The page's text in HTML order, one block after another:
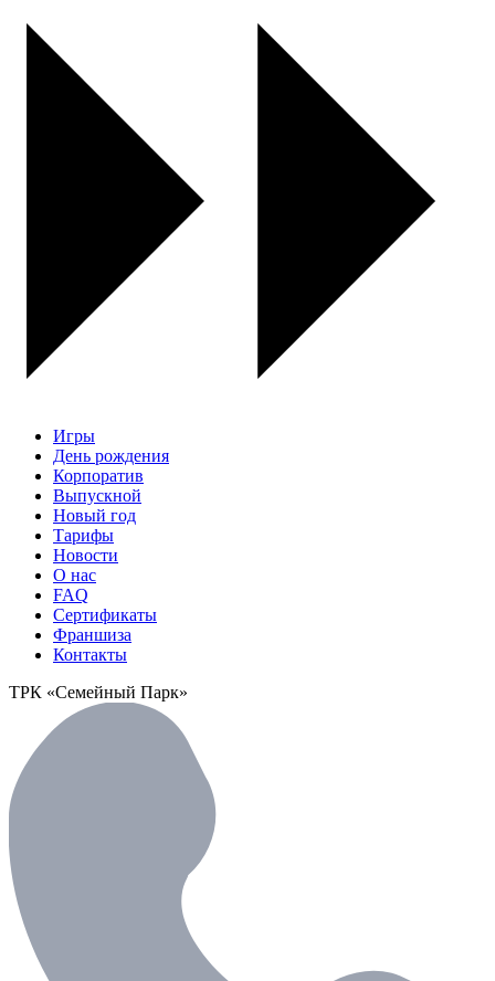
Игры
День рождения
Корпоратив
Выпускной
Новый год
Тарифы
Новости
О нас
FAQ
Сертификаты
Франшиза
Контакты
ТРК «Семейный Парк»